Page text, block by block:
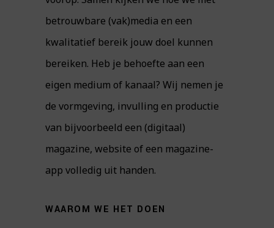
betrouwbare (vak)media en een
kwalitatief bereik jouw doel kunnen
bereiken. Heb je behoefte aan een
eigen medium of kanaal? Wij nemen je
de vormgeving, invulling en productie
van bijvoorbeeld een (digitaal)
magazine, website of een magazine-
app volledig uit handen.
WAAROM WE HET DOEN